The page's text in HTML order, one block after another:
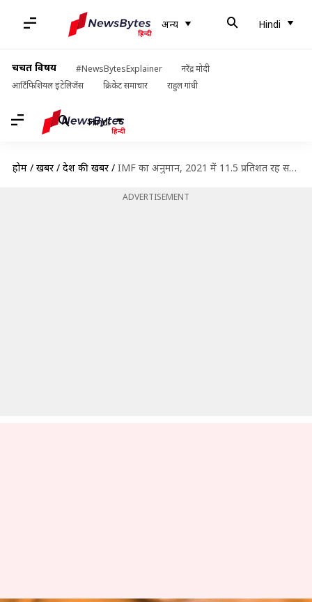
अन्य Hindi
चर्चित विषय #NewsBytesExplainer
नरेंद्र मोदी
आर्टिफिशियल इंटेलिजेंस
क्रिकेट समाचार राहुल गांधी
Hindi
होम / खबरें / देश की खबरें / IMF का अनुमान, 2021 में 11.5 प्रतिशत रह सकती है भारत की विकास दर
ADVERTISEMENT